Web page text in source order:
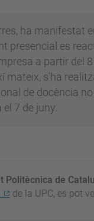
ha
presencial es
a partir del
mateix, s'ha
de docència
7 de juny.
Politècnica de
de la UPC, es pot